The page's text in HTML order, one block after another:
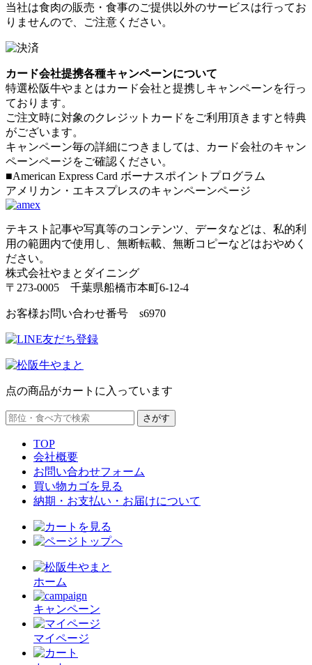
当社は食肉の販売・食事のご提供以外のサービスは行ってお
りませんので、ご注意ください。
カード会社提携各種キャンペーンについて
特選松阪牛やまとはカード会社と提携しキャンペーンを行っ
ております。
ご注文時に対象のクレジットカードをご利用頂きますと特典
がございます。
キャンペーン毎の詳細につきましては、カード会社のキャン
ペーンページをご確認ください。
■American Express Card ボーナスポイントプログラム
アメリカン・エキスプレスのキャンペーンページ
テキスト記事や写真等のコンテンツ、データなどは、私的利
用の範囲内で使用し、無断転載、無断コピーなどはおやめく
ださい。
株式会社やまとダイニング
〒273-0005 千葉県船橋市本町6-12-4
お客様お問い合わせ番号 s6970
点の商品がカートに入っています
TOP
会社概要
お問い合わせフォーム
買い物カゴを見る
納期・お支払い・お届けについて
ホーム
キャンペーン
マイページ